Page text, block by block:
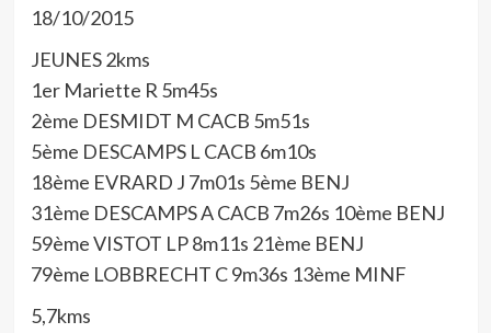
18/10/2015
JEUNES 2kms
1er Mariette R 5m45s
2ème DESMIDT M CACB 5m51s
5ème DESCAMPS L CACB 6m10s
18ème EVRARD J 7m01s 5ème BENJ
31ème DESCAMPS A CACB 7m26s 10ème BENJ
59ème VISTOT LP 8m11s 21ème BENJ
79ème LOBBRECHT C 9m36s 13ème MINF
5,7kms